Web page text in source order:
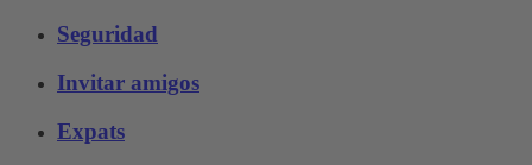
Seguridad
Invitar amigos
Expats